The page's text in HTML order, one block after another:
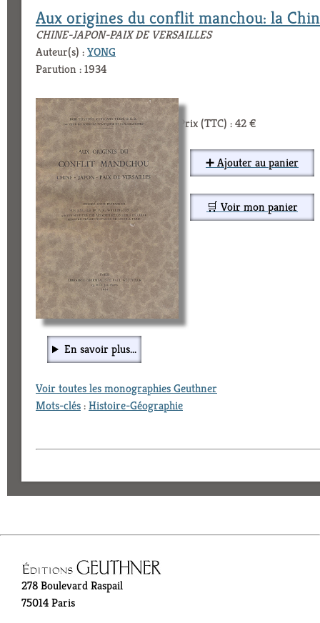
Aux origines du conflit manchou: la
CHINE-JAPON-PAIX DE VERSAILLES
Auteur(s) :YONG
Parution : 1934
Prix (TTC) : 42 €
➕ Ajouter au panier
🛒 Voir mon panier
En savoir plus...
Voir toutes les monographies Geuthner
Mots-clés:Histoire-Géographie
278 Boulevard Raspail
75014 Paris